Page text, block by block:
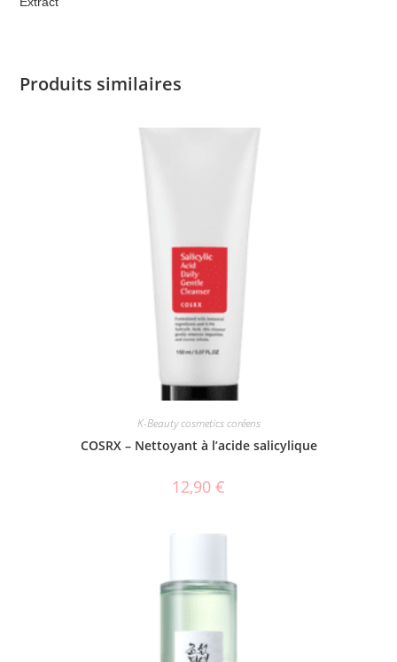
Produits similaires
K-Beauty cosmetics coréens
COSRX – Nettoyant à l’acide salicylique
12,90 €